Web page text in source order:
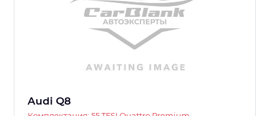
Audi Q8